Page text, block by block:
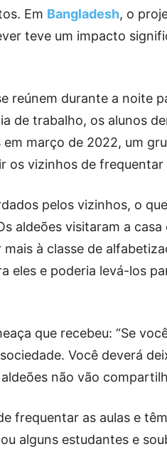
Em Bangladesh, o
teve um impacto
reúnem durante a noite
de trabalho, os alunos
em março de 2022, um
os vizinhos de frequentar
pelos vizinhos, o
aldeões visitaram a
à classe de
eles e poderia levá-los
que recebeu: “Se
Você deverá
não vão
frequentar as aulas e
alguns estudantes e